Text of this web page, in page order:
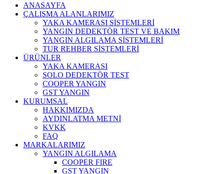
ANASAYFA
ÇALIŞMA ALANLARIMIZ
YAKA KAMERASI SİSTEMLERİ
YANGIN DEDEKTÖR TEST VE BAKIM
YANGIN ALGILAMA SİSTEMLERİ
TUR REHBER SİSTEMLERİ
ÜRÜNLER
YAKA KAMERASI
SOLO DEDEKTÖR TEST
COOPER YANGIN
GST YANGIN
KURUMSAL
HAKKIMIZDA
AYDINLATMA METNİ
KVKK
FAQ
MARKALARIMIZ
YANGIN ALGILAMA
COOPER FIRE
GST YANGIN